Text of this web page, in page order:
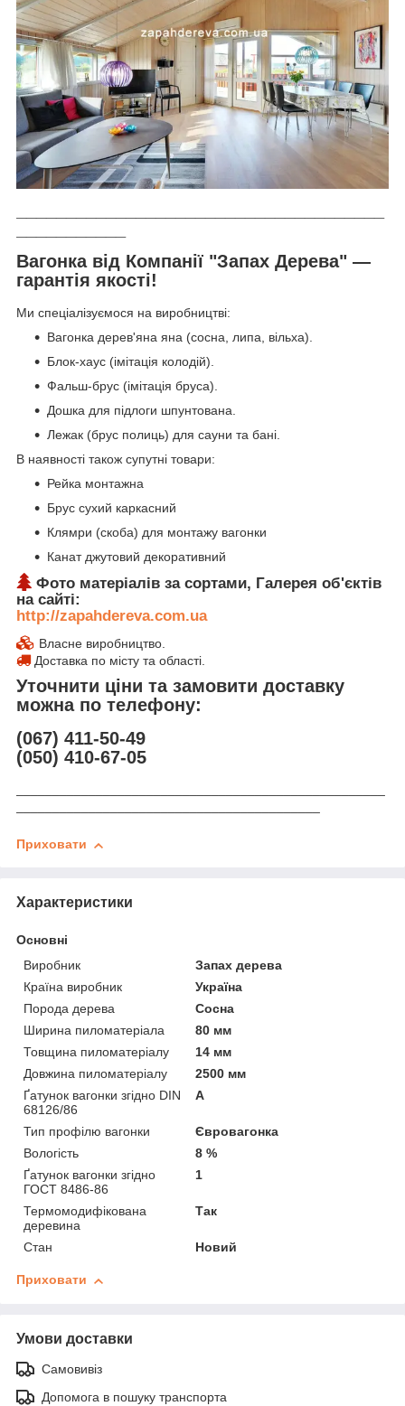
Вагонка від Компанії "Запах Дерева" ―
гарантія якості!
Ми спеціалізуємося на виробництві:
Вагонка дерев'яна яна (сосна, липа, вільха).
Блок-хаус (імітація колодій).
Фальш-брус (імітація бруса).
Дошка для підлоги шпунтована.
Лежак (брус полиць) для сауни та бані.
В наявності також супутні товари:
Рейка монтажна
Брус сухий каркасний
Клямри (скоба) для монтажу вагонки
Канат джутовий декоративний
Фото матеріалів за сортами, Галерея об'єктів
на сайті:
http://zapahdereva.com.ua
Власне виробництво.
Доставка по місту та області.
Уточнити ціни та замовити доставку
можна по телефону:
(067) 411-50-49
(050) 410-67-05
Приховати
Характеристики
Основні
Виробник
Запах дерева
Країна виробник
Україна
Порода дерева
Сосна
Ширина пиломатеріала
80 мм
Товщина пиломатеріалу
14 мм
Довжина пиломатеріалу
2500 мм
Ґатунок вагонки згідно DIN
68126/86
А
Тип профілю вагонки
Євровагонка
Вологість
8 %
Ґатунок вагонки згідно
ГОСТ 8486-86
1
Термомодифікована
деревина
Так
Стан Новий
Приховати
Умови доставки
Самовивіз
Допомога в пошуку транспорта